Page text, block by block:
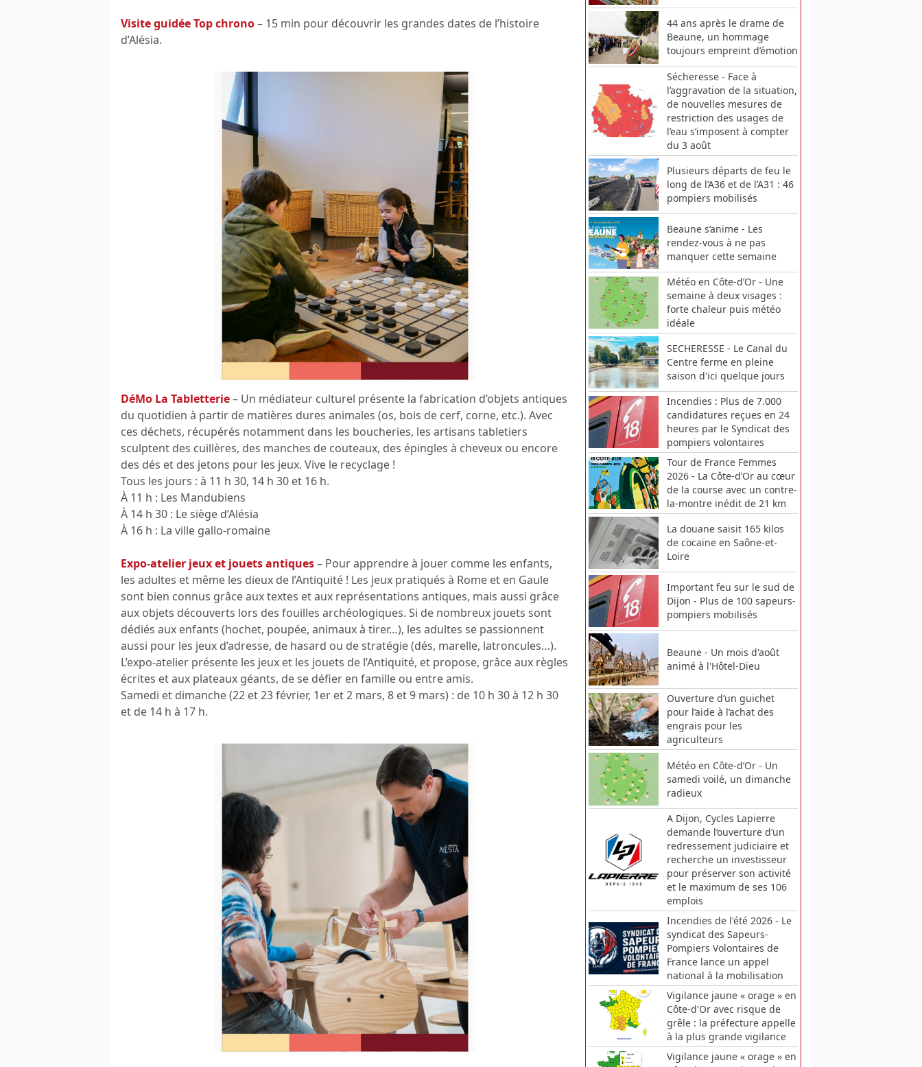
Visite guidée Top chrono– 15 min pour découvrir les grandes dates de l’histoire
d’Alésia.
DéMo La Tabletterie– Un médiateur culturel présente la fabrication d’objets antiques
du quotidien à partir de matières dures animales (os, bois de cerf, corne, etc.). Avec
ces déchets, récupérés notamment dans les boucheries, les artisans tabletiers
sculptent des cuillères, des manches de couteaux, des épingles à cheveux ou encore
des dés et des jetons pour les jeux. Vive le recyclage !
Tous les jours : à 11 h 30, 14 h 30 et 16 h.
À 11 h : Les Mandubiens
À 14 h 30 : Le siège d’Alésia
À 16 h : La ville gallo-romaine
Expo-atelier jeux et jouets antiques– Pour apprendre à jouer comme les enfants,
les adultes et même les dieux de l’Antiquité ! Les jeux pratiqués à Rome et en Gaule
sont bien connus grâce aux textes et aux représentations antiques, mais aussi grâce
aux objets découverts lors des fouilles archéologiques. Si de nombreux jouets sont
dédiés aux enfants (hochet, poupée, animaux à tirer…), les adultes se passionnent
aussi pour les jeux d’adresse, de hasard ou de stratégie (dés, marelle, latroncules…).
L’expo-atelier présente les jeux et les jouets de l’Antiquité, et propose, grâce aux règles
écrites et aux plateaux géants, de se défier en famille ou entre amis.
Samedi et dimanche (22 et 23 février, 1er et 2 mars, 8 et 9 mars) : de 10 h 30 à 12 h 30
et de 14 h à 17 h.
44 ans après le drame de
Beaune, un hommage
toujours empreint d’émotion
Sécheresse - Face à
l’aggravation de la situation,
de nouvelles mesures de
restriction des usages de
l’eau s’imposent à compter
du 3 août
Plusieurs départs de feu le
long de l’A36 et de l’A31 : 46
pompiers mobilisés
Beaune s’anime - Les
rendez-vous à ne pas
manquer cette semaine
Météo en Côte-d’Or - Une
semaine à deux visages :
forte chaleur puis météo
idéale
SECHERESSE - Le Canal du
Centre ferme en pleine
saison d'ici quelque jours
Incendies : Plus de 7.000
candidatures reçues en 24
heures par le Syndicat des
pompiers volontaires
Tour de France Femmes
2026 - La Côte-d’Or au cœur
de la course avec un contre-
la-montre inédit de 21 km
La douane saisit 165 kilos
de cocaïne en Saône-et-
Loire
Important feu sur le sud de
Dijon - Plus de 100 sapeurs-
pompiers mobilisés
Beaune - Un mois d'août
animé à l'Hôtel-Dieu
Ouverture d’un guichet
pour l’aide à l’achat des
engrais pour les
agriculteurs
Météo en Côte-d’Or - Un
samedi voilé, un dimanche
radieux
A Dijon, Cycles Lapierre
demande l’ouverture d’un
redressement judiciaire et
recherche un investisseur
pour préserver son activité
et le maximum de ses 106
emplois
Incendies de l'été 2026 - Le
syndicat des Sapeurs-
Pompiers Volontaires de
France lance un appel
national à la mobilisation
Vigilance jaune « orage » en
Côte-d'Or avec risque de
grêle : la préfecture appelle
à la plus grande vigilance
Vigilance jaune « orage » en